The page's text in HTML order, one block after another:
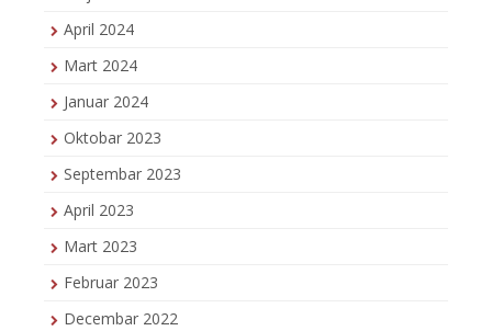
April 2024
Mart 2024
Januar 2024
Oktobar 2023
Septembar 2023
April 2023
Mart 2023
Februar 2023
Decembar 2022